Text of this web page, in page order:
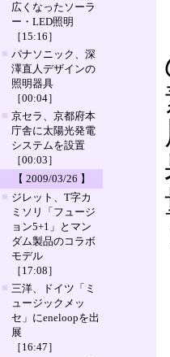
広くなったソーラ
ー・LED照明
［15:16］
■ パナソニック、深
澤直人デザインの
照明器具
［00:04］
■ 京セラ、京都府本
庁舎に太陽光発電
システムを設置
［00:03］
【 2009/03/26 】
■ ジレット、T字カ
ミソリ「フュージ
ョン5+1」とマン
ダム製品のコラボ
モデル
［17:08］
■ 三洋、ドイツ「ミ
ュージックメッ
セ」にeneloopを出
展
［16:47］